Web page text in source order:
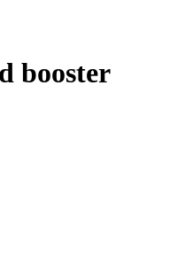
booster